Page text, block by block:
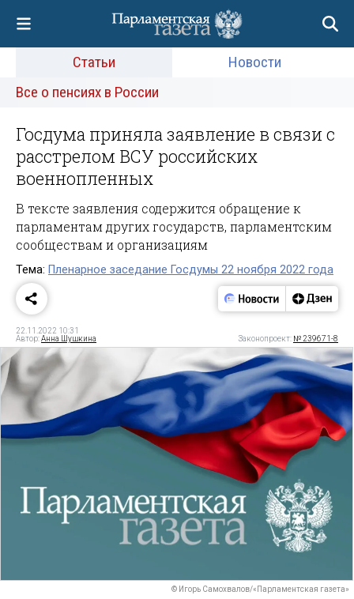
Статьи
Новости
Все о пенсиях в России
Госдума приняла заявление в связи с
расстрелом ВСУ российских
военнопленных
В тексте заявления содержится обращение к
парламентам других государств, парламентским
сообществам и организациям
Тема: Пленарное заседание Госдумы 22 ноября 2022 года
22.11.2022 10:31
Автор:Анна Шушкина Законопроект: № 239671-8
© Игорь Самохвалов/«Парламентская газета»